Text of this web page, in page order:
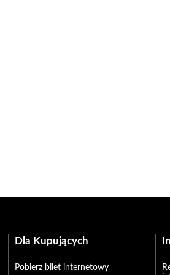
Dla Kupujących
Pobierz bilet internetowy